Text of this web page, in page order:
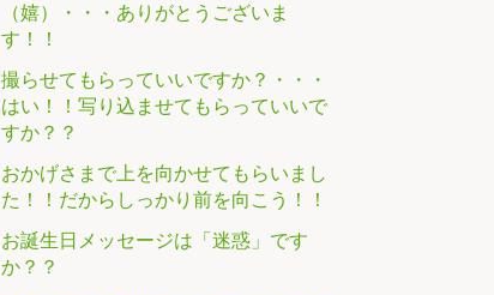
（嬉）・・・ありがとうございま
す！！
撮らせてもらっていいですか？・・・
はい！！写り込ませてもらっていいで
すか？？
おかげさまで上を向かせてもらいまし
た！！だからしっかり前を向こう！！
お誕生日メッセージは「迷惑」です
か？？